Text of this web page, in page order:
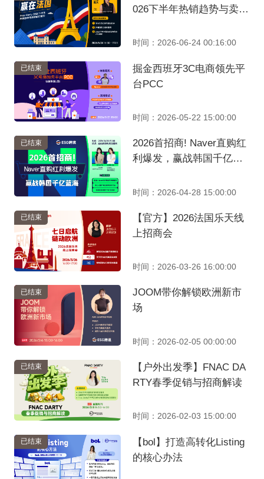
026下半年热销趋势与卖家
时间：2026-06-24 00:16:00
已结束
掘金西班牙3C电商领先平
台PCC
时间：2026-05-22 15:00:00
已结束
2026首招商! Naver直购红
利爆发，赢战韩国千亿蓝
时间：2026-04-28 15:00:00
已结束
【官方】2026法国乐天线
上招商会
时间：2026-03-26 16:00:00
已结束
JOOM带你解锁欧洲新市
场
时间：2026-02-05 00:00:00
已结束
【户外出发季】FNAC DA
RTY春季促销与招商解读
时间：2026-02-03 15:00:00
已结束
【bol】打造高转化Listing
的核心办法